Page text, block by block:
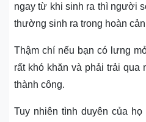
ngay từ khi sinh ra thì người
thường sinh ra trong hoàn
Thậm chí nếu bạn có lưng
rất khó khăn và phải trải qua
thành công.
Tuy nhiên tình duyên của